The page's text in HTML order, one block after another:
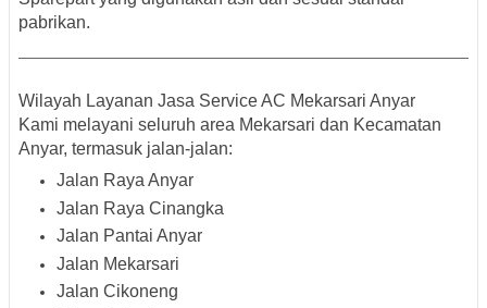
pabrikan.
Wilayah Layanan Jasa Service AC Mekarsari Anyar
Kami melayani seluruh area Mekarsari dan Kecamatan
Anyar, termasuk jalan-jalan:
Jalan Raya Anyar
Jalan Raya Cinangka
Jalan Pantai Anyar
Jalan Mekarsari
Jalan Cikoneng